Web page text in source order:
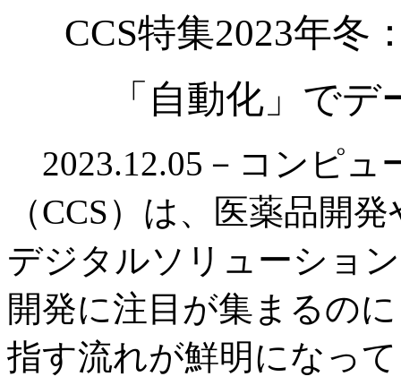
CCS特集2023年冬
「自動化」で
2023.12.05－コンピュ
（CCS）は、医薬品開
デジタルソリューショ
開発に注目が集まるの
指す流れが鮮明になっ